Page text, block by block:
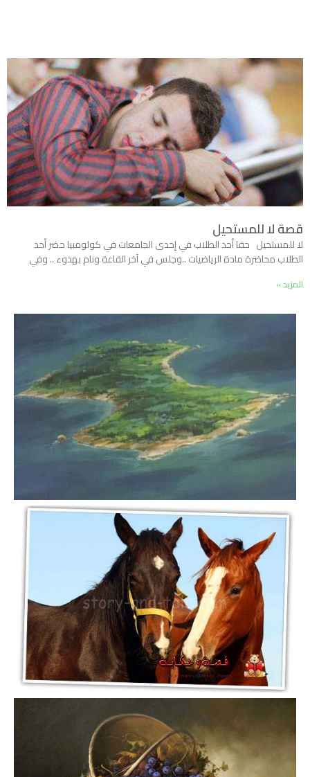
قصة لا للمستحيل
لا للمستحيل حقا أحد الطلاب في إحدى الجامعات في كولومبيا حضر أحد
الطلاب محاضرة مادة الرياضيات ..وجلس في آخر القاعة ونام بهدوء .. وفي
المزيد »